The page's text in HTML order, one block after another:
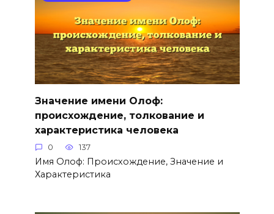
Значение имени Олоф:
происхождение, толкование и
характеристика человека
0 137
Имя Олоф: Происхождение, Значение и
Характеристика